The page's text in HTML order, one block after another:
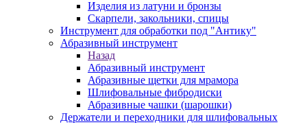
Изделия из латуни и бронзы
Скарпели, закольники, спицы
Инструмент для обработки под "Антику"
Абразивный инструмент
Назад
Абразивный инструмент
Абразивные щетки для мрамора
Шлифовальные фибродиски
Абразивные чашки (шарошки)
Держатели и переходники для шлифовальных